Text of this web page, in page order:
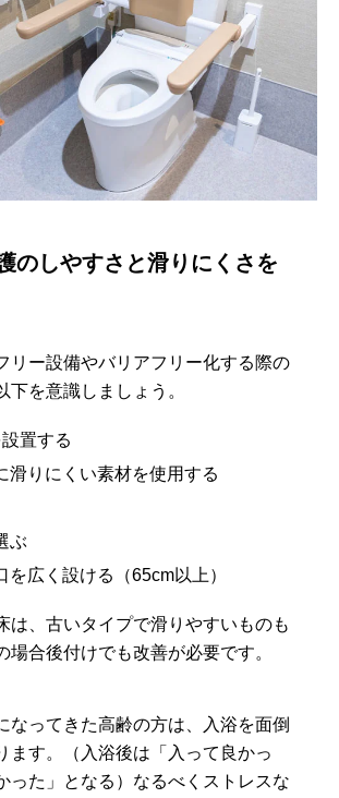
のしやすさと滑りにくさを
リー設備やバリアフリー化する際の
下を意識しましょう。
置する
滑りにくい素材を使用する
ぶ
を広く設ける（65cm以上）
は、古いタイプで滑りやすいものも
場合後付けでも改善が必要です。
なってきた高齢の方は、入浴を面倒
ます。（入浴後は「入って良かっ
った」となる）なるべくストレスな